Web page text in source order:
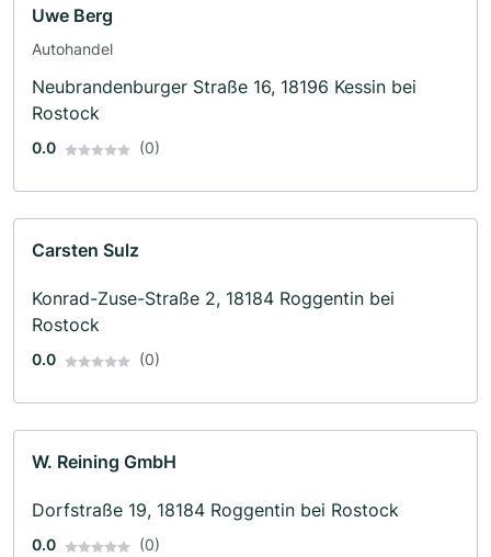
Uwe Berg
Autohandel
Neubrandenburger Straße 16, 18196 Kessin bei
Rostock
0.0 (0)
Carsten Sulz
Konrad-Zuse-Straße 2, 18184 Roggentin bei
Rostock
0.0 (0)
W. Reining GmbH
Dorfstraße 19, 18184 Roggentin bei Rostock
0.0 (0)